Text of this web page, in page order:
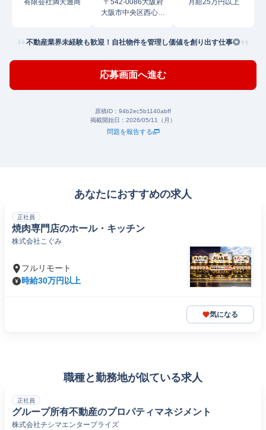
有限会社満天通商
〒542-0086大阪府
大阪市中央区西心斎
月給25万円以上
不動産業界未経験も歓迎！自社物件を管理し価値を創り出す仕事◎
応募画面へ進む
原稿ID： 94b2ec5b1140abff
掲載開始日： 2026/05/11（月）
問題を報告する
あなたにおすすめの求人
正社員
焼肉専門店のホール・キッチン
株式会社こぐみ
フルリモート
時給30万円以上
気になる
職種と勤務地が似ている求人
正社員
グループ所有不動産のプロパティマネジメント
株式会社チシマエンタープライズ